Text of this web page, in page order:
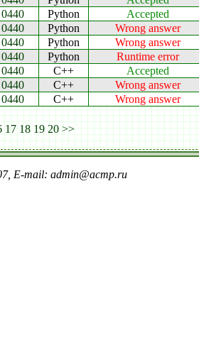
0440 Python Accepted
0440 Python Wrong answer
0440 Python Wrong answer
0440 Python Runtime error
0440 C++ Accepted
0440 C++ Wrong answer
0440 C++ Wrong answer
17 18 19 20 >>
E-mail: admin@acmp.ru